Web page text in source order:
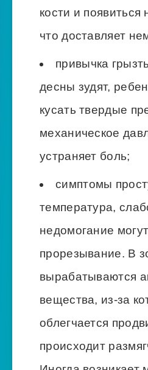
кости и появиться
что доставляет
привычка
десны зудят,
кусать твердые
механическое
устраняет боль;
симптомы
температура,
недомогание
прорезывание. В
вырабатываются
вещества, из-за
облегчается
происходит